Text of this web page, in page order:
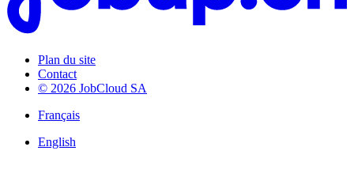
Plan du site
Contact
© 2026 JobCloud SA
Français
English